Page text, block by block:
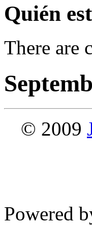
Quién
There are
© 2009
Powered